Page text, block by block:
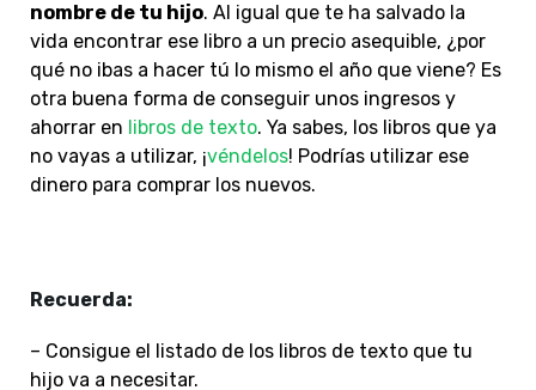
nombre de tu hijo. Al igual que te ha salvado la
vida encontrar ese libro a un precio asequible, ¿por
qué no ibas a hacer tú lo mismo el año que viene? Es
otra buena forma de conseguir unos ingresos y
ahorrar en libros de texto. Ya sabes, los libros que ya
no vayas a utilizar, ¡véndelos! Podrías utilizar ese
dinero para comprar los nuevos.
Recuerda:
– Consigue el listado de los libros de texto que tu
hijo va a necesitar.